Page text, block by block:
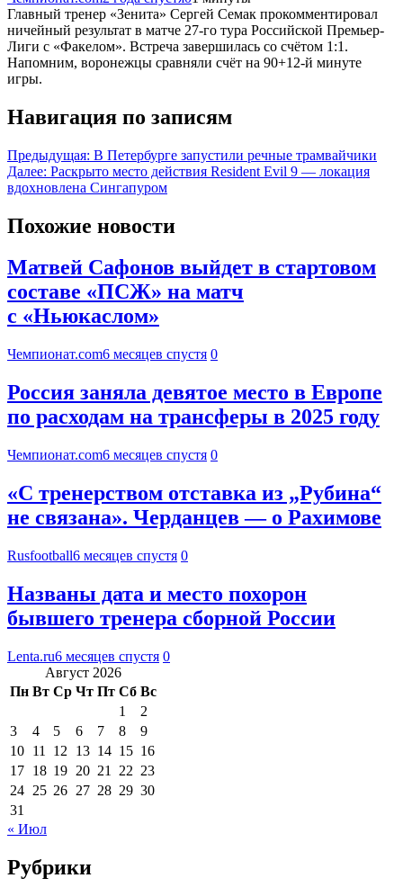
Главный тренер «Зенита» Сергей Семак прокомментировал
ничейный результат в матче 27-го тура Российской Премьер-
Лиги с «Факелом». Встреча завершилась со счётом 1:1.
Напомним, воронежцы сравняли счёт на 90+12-й минуте
игры.
Навигация по записям
Предыдущая: В Петербурге запустили речные трамвайчики
Далее: Раскрыто место действия Resident Evil 9 — локация
вдохновлена Сингапуром
Похожие новости
Матвей Сафонов выйдет в стартовом
составе «ПСЖ» на матч
с «Ньюкаслом»
Чемпионат.com6 месяцев спустя 0
Россия заняла девятое место в Европе
по расходам на трансферы в 2025 году
Чемпионат.com6 месяцев спустя 0
«С тренерством отставка из „Рубина“
не связана». Черданцев — о Рахимове
Rusfootball6 месяцев спустя 0
Названы дата и место похорон
бывшего тренера сборной России
Lenta.ru6 месяцев спустя 0
Август 2026
Пн Вт Ср Чт Пт Сб Вс
1
2
3
4 5 6 7 8
9
10 11 12 13 14 15 16
17 18 19 20 21 22 23
24 25 26 27 28 29 30
31
« Июл
Рубрики